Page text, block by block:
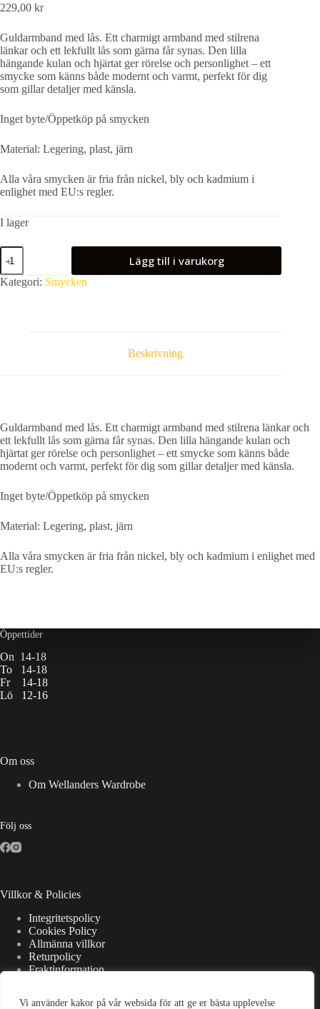
Vi använder kakor på vår websida för att ge er bästa upplevelse
229,00 kr
Guldarmband med lås. Ett charmigt armband med stilrena
länkar och ett lekfullt lås som gärna får synas. Den lilla
hängande kulan och hjärtat ger rörelse och personlighet – ett
smycke som känns både modernt och varmt, perfekt för dig
som gillar detaljer med känsla.
Inget byte/Öppetköp på smycken
Material: Legering, plast, järn
Alla våra smycken är fria från nickel, bly och kadmium i
enlighet med EU:s regler.
I lager
Guldarmband
med
lås
mängd
Lägg till i varukorg
Kategori: Smycken
Beskrivning
Guldarmband med lås. Ett charmigt armband med stilrena länkar och
ett lekfullt lås som gärna får synas. Den lilla hängande kulan och
hjärtat ger rörelse och personlighet – ett smycke som känns både
modernt och varmt, perfekt för dig som gillar detaljer med känsla.
Inget byte/Öppetköp på smycken
Material: Legering, plast, järn
Alla våra smycken är fria från nickel, bly och kadmium i enlighet med
EU:s regler.
Öppettider
On 14-18
To 14-18
Fr 14-18
Lö 12-16
Om oss
Om Wellanders Wardrobe
Följ oss
Villkor & Policies
Integritetspolicy
Cookies Policy
Allmänna villkor
Returpolicy
Fraktinformation